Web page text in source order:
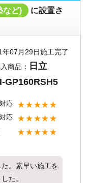
社ではお取り付
テナンスやク
ております。今
いましたらお気
ぐにご対応させ
利用をお待ちし
など)
に設置さ
年07月29日施工完了
商品：
日立
GP160RSH5
応 ★★★★★
応 ★★★★★
★★★★★
。素早い施工を
た。